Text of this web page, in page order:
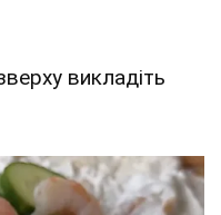
викладіть